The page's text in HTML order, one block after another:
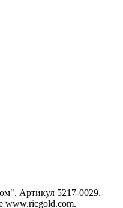
Артикул 5217-0029.